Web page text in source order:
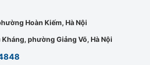
Hoàn Kiếm, Hà Nội
phường Giảng Võ, Hà Nội